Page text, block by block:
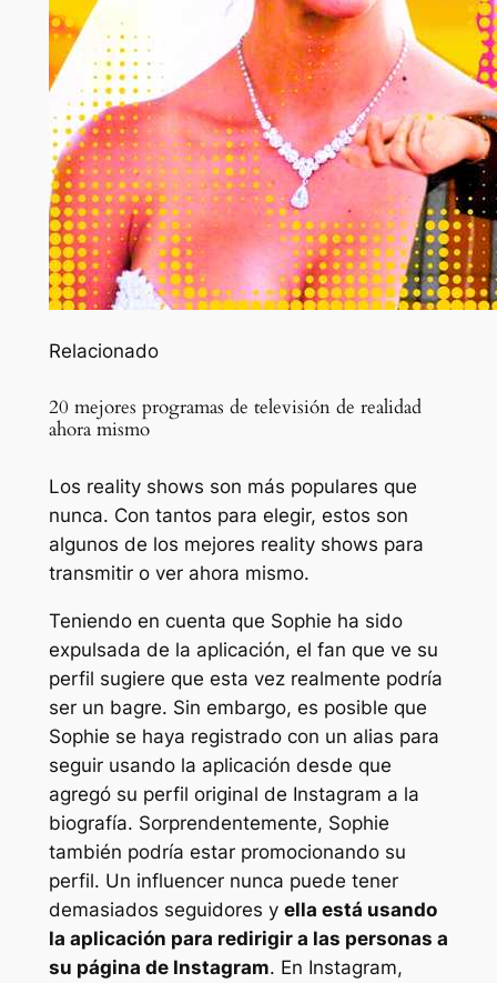
Relacionado
20 mejores programas de televisión de realidad
ahora mismo
Los reality shows son más populares que
nunca. Con tantos para elegir, estos son
algunos de los mejores reality shows para
transmitir o ver ahora mismo.
Teniendo en cuenta que Sophie ha sido
expulsada de la aplicación, el fan que ve su
perfil sugiere que esta vez realmente podría
ser un bagre. Sin embargo, es posible que
Sophie se haya registrado con un alias para
seguir usando la aplicación desde que
agregó su perfil original de Instagram a la
biografía. Sorprendentemente, Sophie
también podría estar promocionando su
perfil. Un influencer nunca puede tener
demasiados seguidores y ella está usando
la aplicación para redirigir a las personas a
su página de Instagram. En Instagram,